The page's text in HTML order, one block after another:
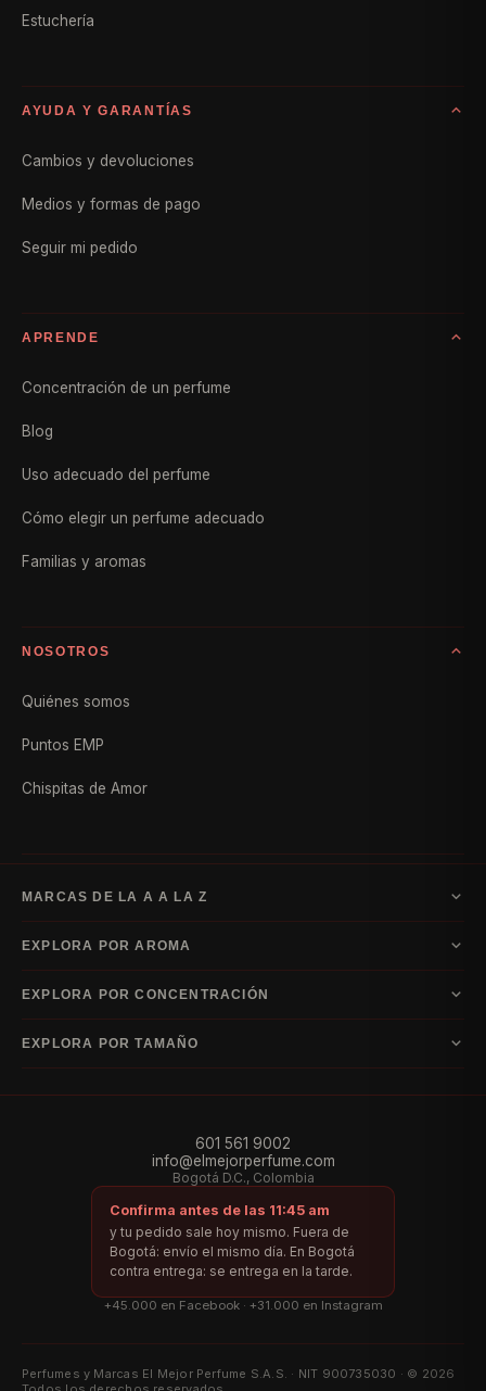
Estuchería
AYUDA Y GARANTÍAS
Cambios y devoluciones
Medios y formas de pago
Seguir mi pedido
APRENDE
Concentración de un perfume
Blog
Uso adecuado del perfume
Cómo elegir un perfume adecuado
Familias y aromas
NOSOTROS
Quiénes somos
Puntos EMP
Chispitas de Amor
MARCAS DE LA A A LA Z
E–I
EscadaGuerlainHugo BossIssey Miyake
J–L
Ralph Lauren
Yves Saint Laurent
Índice por letra
Marcas de la A a la D Marcas de la E a la IMarcas de la J a la L
Marcas de la M a la R
EXPLORA POR AROMA
AcuáticaAmaderadaCítricoFloral Frutal
EXPLORA POR CONCENTRACIÓN
Eau de CologneEau de Toilette
EXPLORA POR TAMAÑO
601 561 9002
info@elmejorperfume.com
Bogotá D.C., Colombia
Confirma antes de las 11:45 am
y tu pedido sale hoy mismo. Fuera de
Bogotá: envío el mismo día. En Bogotá
contra entrega: se entrega en la tarde.
+45.000 en Facebook · +31.000 en Instagram
Perfumes y Marcas El Mejor Perfume S.A.S. · NIT 900735030 · © 2026